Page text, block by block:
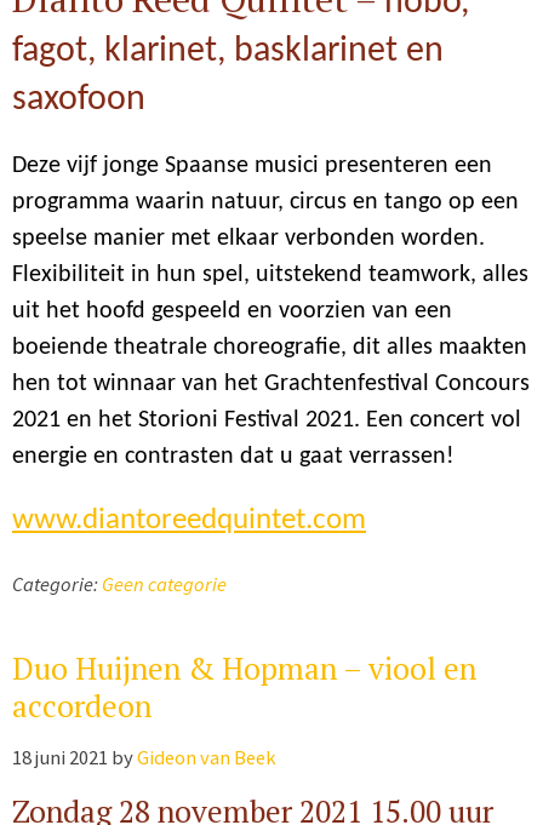
fagot, klarinet, basklarinet en
saxofoon
Deze vijf jonge Spaanse musici presenteren een
programma waarin natuur, circus en tango op een
speelse manier met elkaar verbonden worden.
Flexibiliteit in hun spel, uitstekend teamwork, alles
uit het hoofd gespeeld en voorzien van een
boeiende theatrale choreografie, dit alles maakten
hen tot winnaar van het Grachtenfestival Concours
2021 en het Storioni Festival 2021. Een concert vol
energie en contrasten dat u gaat verrassen!
www.diantoreedquintet.com
Categorie:Geen categorie
Duo Huijnen & Hopman – viool en
accordeon
18 juni 2021 byGideon van Beek
Zondag 28 november 2021 15.00 uur